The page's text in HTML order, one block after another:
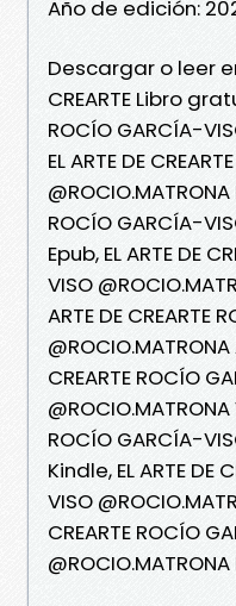
Año de edición:
Descargar o leer
CREARTE Libro
ROCÍO GARCÍA-
EL ARTE DE
@ROCIO.MATRONA
ROCÍO GARCÍA-
Epub, EL ARTE DE
VISO
ARTE DE CREARTE
CREARTE ROCÍO
@ROCIO.MATRONA
ROCÍO GARCÍA-
Kindle, EL ARTE DE
VISO
CREARTE ROCÍO